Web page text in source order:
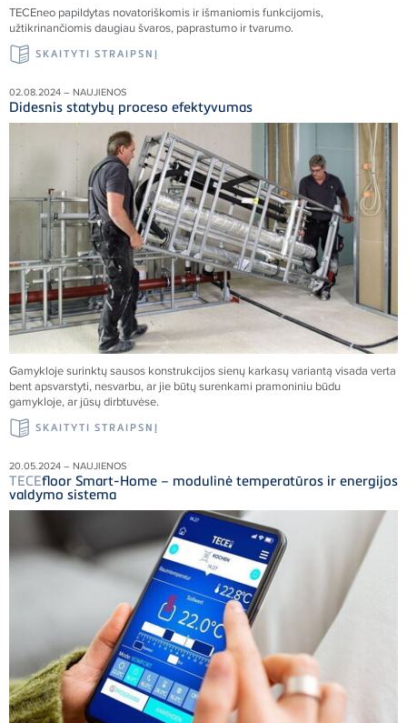
TECEneo papildytas novatoriškomis ir išmaniomis funkcijomis,
užtikrinančiomis daugiau švaros, paprastumo ir tvarumo.
SKAITYTI STRAIPSNĮ
02.08.2024 – NAUJIENOS
Didesnis statybų proceso efektyvumas
Gamykloje surinktų sausos konstrukcijos sienų karkasų variantą visada verta
bent apsvarstyti, nesvarbu, ar jie būtų surenkami pramoniniu būdu
gamykloje, ar jūsų dirbtuvėse.
SKAITYTI STRAIPSNĮ
20.05.2024 – NAUJIENOS
TECEfloor Smart-Home – modulinė temperatūros ir energijos
valdymo sistema